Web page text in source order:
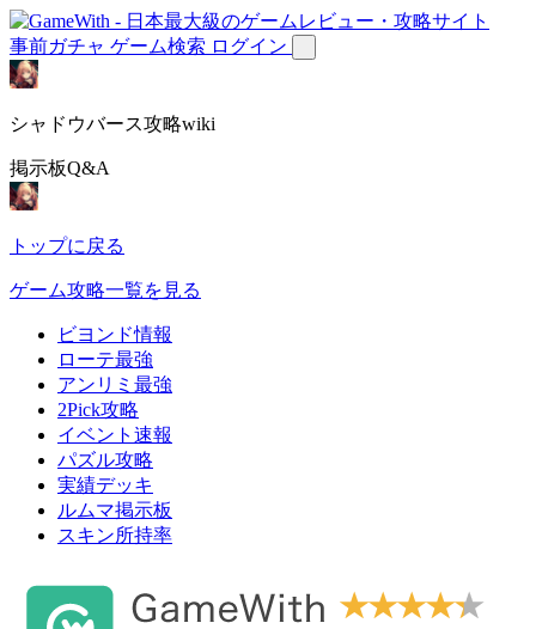
事前ガチャ ゲーム検索 ログイン
シャドウバース攻略wiki
掲示板Q&A
トップに戻る
ゲーム攻略一覧を見る
ビヨンド情報
ローテ最強
アンリミ最強
2Pick攻略
イベント速報
パズル攻略
実績デッキ
ルムマ掲示板
スキン所持率